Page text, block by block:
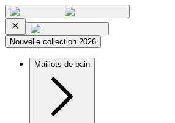
Nouvelle collection 2026
Maillots de bain